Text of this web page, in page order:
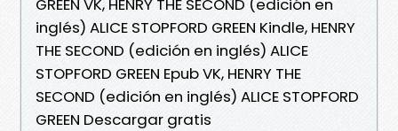
GREEN VK, HENRY THE SECOND (edición en
inglés) ALICE STOPFORD GREEN Kindle, HENRY
THE SECOND (edición en inglés) ALICE
STOPFORD GREEN Epub VK, HENRY THE
SECOND (edición en inglés) ALICE STOPFORD
GREEN Descargar gratis